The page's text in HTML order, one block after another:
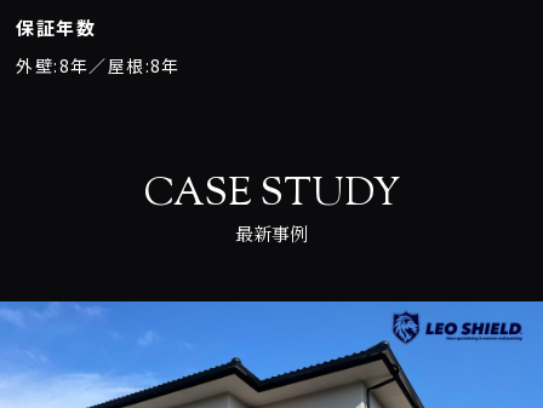
保証年数
外壁:8年／屋根:8年
CASE STUDY
最新事例